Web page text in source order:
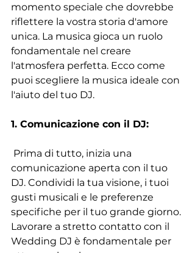
momento speciale che dovrebbe
riflettere la vostra storia d'amore
unica. La musica gioca un ruolo
fondamentale nel creare
l'atmosfera perfetta. Ecco come
puoi scegliere la musica ideale con
l'aiuto del tuo DJ.
1. Comunicazione con il DJ:
comunicazione aperta con il tuo
DJ. Condividi la tua visione, i tuoi
gusti musicali e le preferenze
specifiche per il tuo grande giorno.
Lavorare a stretto contatto con il
Wedding DJ è fondamentale per